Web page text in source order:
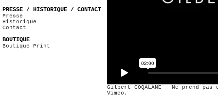
PRESSE / HISTORIQUE / CONTACT
Presse
Historique
Contact
BOUTIQUE
Boutique Print
Gilbert COQALANE - Ne prend pas
Vimeo .